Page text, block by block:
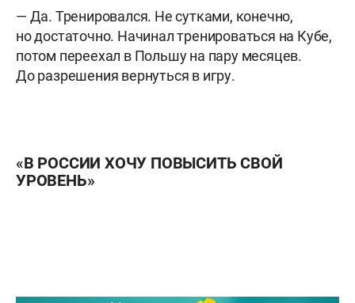
— Да. Тренировался. Не сутками, конечно,
но достаточно. Начинал тренироваться на Кубе,
потом переехал в Польшу на пару месяцев.
До разрешения вернуться в игру.
«В РОССИИ ХОЧУ ПОВЫСИТЬ СВОЙ
УРОВЕНЬ»